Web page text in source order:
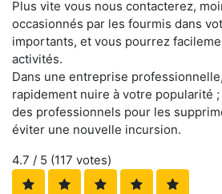
Plus vite vous nous contacterez,
occasionnés par les fourmis dans
importants, et vous pourrez
activités.
Dans une entreprise
rapidement nuire à votre popularité
des professionnels pour les
éviter une nouvelle incursion.
4.7 / 5 (117 votes)